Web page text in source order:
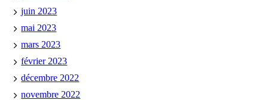
juin 2023
mai 2023
mars 2023
février 2023
décembre 2022
novembre 2022